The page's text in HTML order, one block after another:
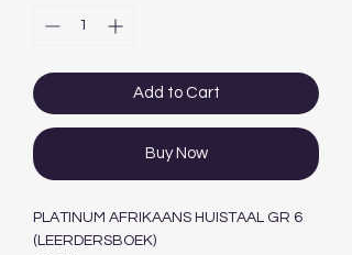
Add to Cart
Buy Now
PLATINUM AFRIKAANS HUISTAAL GR 6
(LEERDERSBOEK)